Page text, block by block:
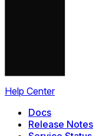
Help Center
Docs
Release Notes